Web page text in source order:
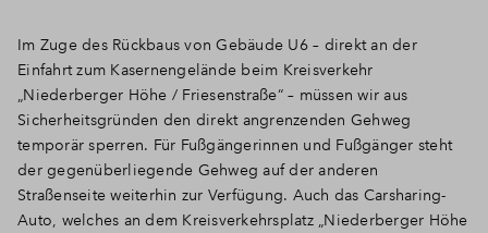
Im Zuge des Rückbaus von Gebäude U6 – direkt an der
Einfahrt zum Kasernengelände beim Kreisverkehr
„Niederberger Höhe / Friesenstraße“ – müssen wir aus
Sicherheitsgründen den direkt angrenzenden Gehweg
temporär sperren. Für Fußgängerinnen und Fußgänger steht
der gegenüberliegende Gehweg auf der anderen
Straßenseite weiterhin zur Verfügung. Auch das Carsharing-
Auto, welches an dem Kreisverkehrsplatz „Niederberger Höhe